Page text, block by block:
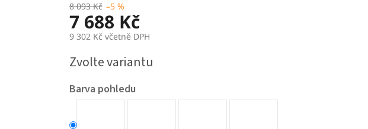
8 093 Kč –5 %
7 688 Kč
9 302 Kč včetně DPH
cena:
Zvolte variantu
Barva pohledu